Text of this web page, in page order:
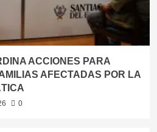
ACCIONES PARA
AFECTADAS POR LA
0